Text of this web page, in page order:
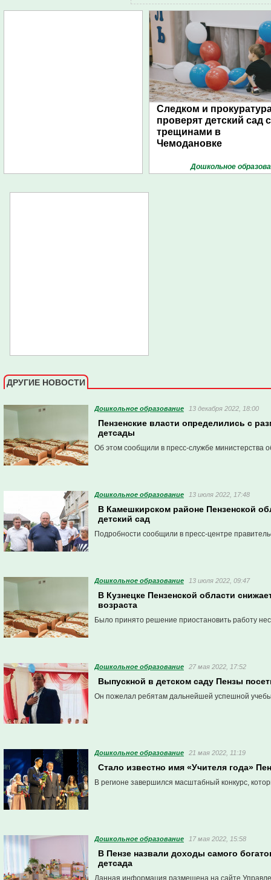
Следком и
проверят детский сад с
трещинами в
Чемодановке
Дошкольное
ДРУГИЕ НОВОСТИ
Дошкольное образование 13 декабря 2022, 18:00
Пензенские власти определились с
детсады
Об этом сообщили в пресс-службе министерства
Дошкольное образование 13 июля 2022, 17:48
В Камешкирском районе Пензенской
детский сад
Подробности сообщили в пресс-центре
Дошкольное образование 13 июля 2022, 09:47
В Кузнецке Пензенской области
возраста
Было принято решение приостановить работу
Дошкольное образование 27 мая 2022, 17:52
Выпускной в детском саду Пензы
Он пожелал ребятам дальнейшей успешной
Дошкольное образование 21 мая 2022, 11:19
Стало известно имя «Учителя года»
В регионе завершился масштабный конкурс,
Дошкольное образование 17 мая 2022, 15:58
В Пензе назвали доходы самого
детсада
Данная информация размещена на сайте